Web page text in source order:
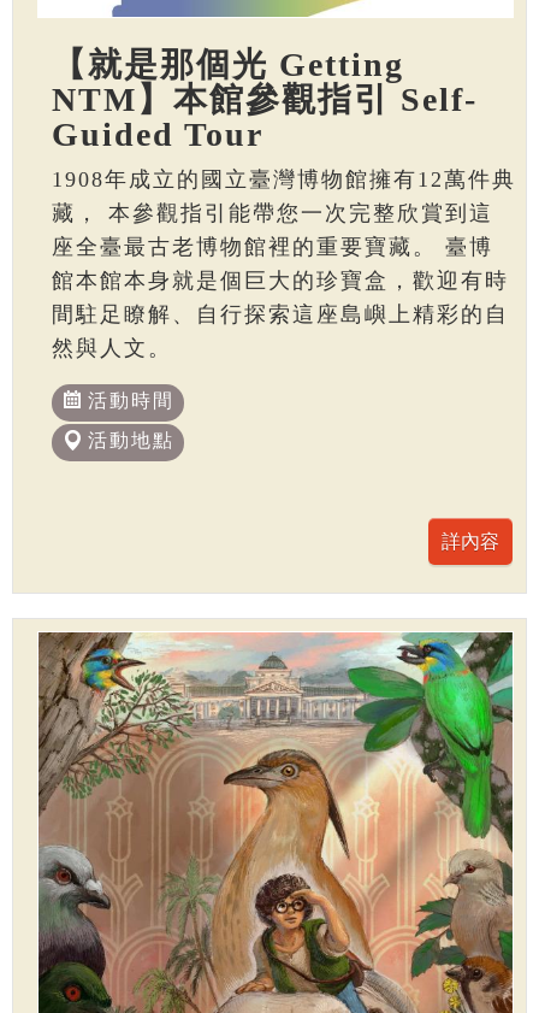
【就是那個光 Getting
NTM】本館參觀指引 Self-
Guided Tour
1908年成立的國立臺灣博物館擁有12萬件典
藏， 本參觀指引能帶您一次完整欣賞到這
座全臺最古老博物館裡的重要寶藏。 臺博
館本館本身就是個巨大的珍寶盒，歡迎有時
間駐足瞭解、自行探索這座島嶼上精彩的自
然與人文。
活動時間
活動地點